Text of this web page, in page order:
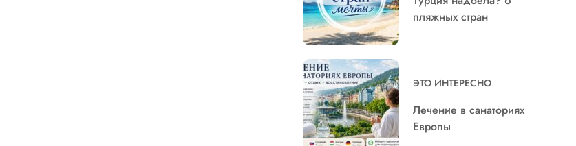
пляжных стран
ЭТО ИНТЕРЕСНО
Лечение в санаториях
Европы